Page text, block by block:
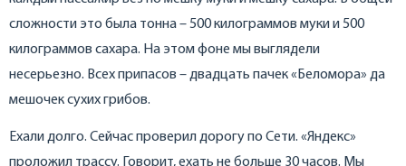
сложности это была тонна – 500 килограммов муки и 500
килограммов сахара. На этом фоне мы выглядели
несерьезно. Всех припасов – двадцать пачек «Беломора» да
мешочек сухих грибов.
Ехали долго. Сейчас проверил дорогу по Сети. «Яндекс»
проложил трассу. Говорит, ехать не больше 30 часов. Мы